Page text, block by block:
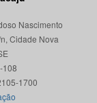
Nascimento
Cidade Nova
108